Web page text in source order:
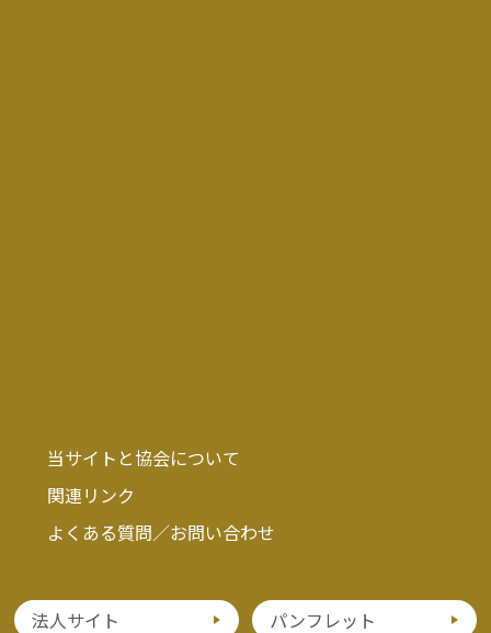
当サイトと協会について
関連リンク
よくある質問／お問い合わせ
法人サイト パンフレット